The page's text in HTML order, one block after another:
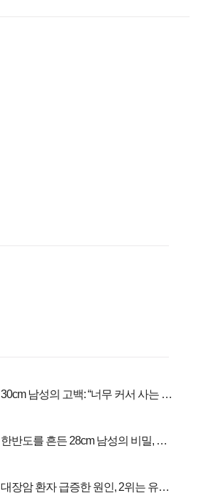
30cm 남성의 고백: “너무 커서 사는 게
한반도를 흔든 28cm 남성의 비밀, 매
대장암 환자 급증한 원인, 2위는 유산